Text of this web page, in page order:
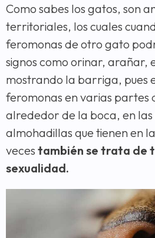
Como sabes los gatos, son
territoriales, los cuales
feromonas de otro gato
signos como orinar, arañar,
mostrando la barriga, pues
feromonas en varias partes
alrededor de la boca, en las
almohadillas que tienen en
veces también se trata de
sexualidad.